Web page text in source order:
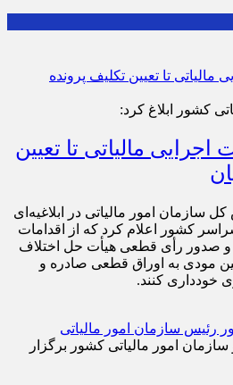
کشور ابلاغ کرد:
اجرایی مالیاتی تا تعیین
سازمان امور مالیاتی در ابلاغیه‌ای
کشور اعلام کرد که از اقدامات
و صدور رأی قطعی هیأت حل اختلاف
مودی به اوراق قطعی صادره و
خودداری کنند.
امور مالیاتی کشور برگزار